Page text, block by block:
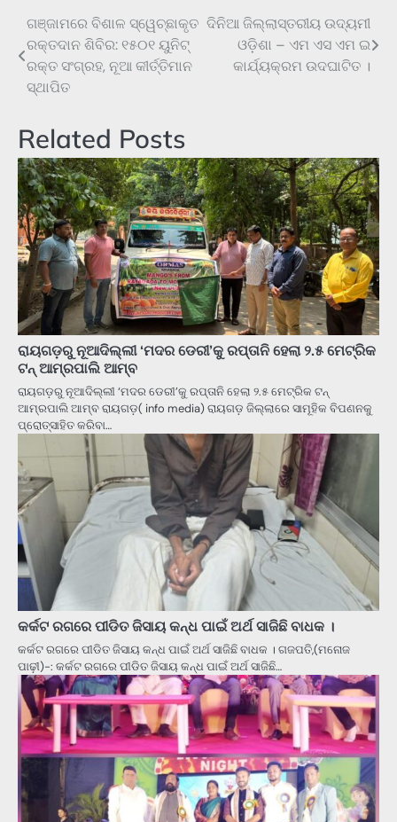
Post
navigation
ଗଞ୍ଜାମରେ ବିଶାଳ ସ୍ୱେଚ୍ଛାକୃତ
ରକ୍ତଦାନ ଶିବିର: ୧୫୦୧ ୟୁନିଟ୍
ରକ୍ତ ସଂଗ୍ରହ, ନୂଆ କୀର୍ତ୍ତିମାନ
ସ୍ଥାପିତ
ଦିନିଆ ଜିଲ୍ଲାସ୍ତରୀୟ ଉଦ୍ୟମୀ
ଓଡ଼ିଶା – ଏମ ଏସ ଏମ ଇ
କାର୍ଯ୍ୟକ୍ରମ ଉଦଘାଟିତ ।
Related Posts
ରାୟଗଡ଼ରୁ ନୂଆଦିଲ୍ଲୀ ‘ମଦର ଡେରୀ’କୁ ରପ୍ତାନି ହେଲା ୨.୫ ମେଟ୍ରିକ
ଟନ୍ ଆମ୍ରପାଲି ଆମ୍ବ
ରାୟଗଡ଼ରୁ ନୂଆଦିଲ୍ଲୀ ‘ମଦର ଡେରୀ’କୁ ରପ୍ତାନି ହେଲା ୨.୫ ମେଟ୍ରିକ ଟନ୍
ଆମ୍ରପାଲି ଆମ୍ବ ରାୟଗଡ଼( info media) ରାୟଗଡ଼ ଜିଲ୍ଲାରେ ସାମୂହିକ ବିପଣନକୁ
ପ୍ରୋତ୍ସାହିତ କରିବା…
କର୍କଟ ରଗରେ ପୀଡିତ ଜିସାୟ କନ୍ଧ ପାଇଁ ଅର୍ଥ ସାଜିଛି ବାଧକ ।
କର୍କଟ ରଗରେ ପୀଡିତ ଜିସାୟ କନ୍ଧ ପାଇଁ ଅର୍ଥ ସାଜିଛି ବାଧକ । ଗଜପତି,(ମନୋଜ
ପାଢ଼ୀ)-: କର୍କଟ ରଗରେ ପୀଡିତ ଜିସାୟ କନ୍ଧ ପାଇଁ ଅର୍ଥ ସାଜିଛି…